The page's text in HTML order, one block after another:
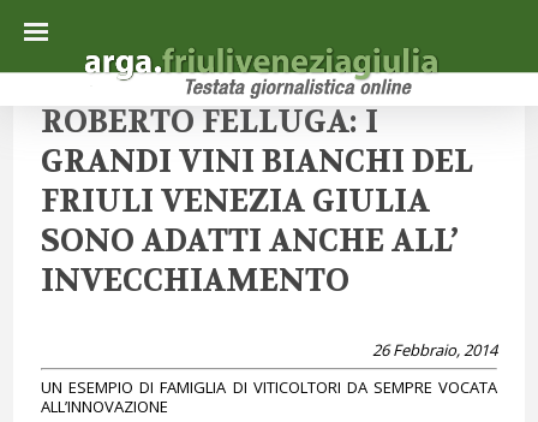
ROBERTO FELLUGA: I
GRANDI VINI BIANCHI DEL
FRIULI VENEZIA GIULIA
SONO ADATTI ANCHE ALL’
INVECCHIAMENTO
26 Febbraio, 2014
UN ESEMPIO DI FAMIGLIA DI VITICOLTORI DA SEMPRE VOCATA
ALL’INNOVAZIONE